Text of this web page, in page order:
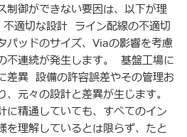
制御ができない要因は、以下が理
適切な設計 ライン配線の不適切
パッドのサイズ、Viaの影響を考慮
不連続が発生します。 基盤工場に
差異 設備の許容誤差やその管理お
元々の設計と差異が生じます。
精通していても、すべてのイン
を理解しているとは限らず、たと